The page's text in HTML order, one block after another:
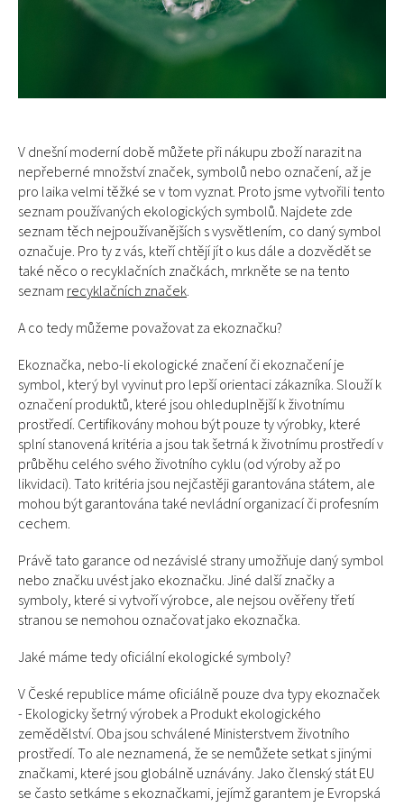
V dnešní moderní době můžete při nákupu zboží narazit na
nepřeberné množství značek, symbolů nebo označení, až je
pro laika velmi těžké se v tom vyznat. Proto jsme vytvořili tento
seznam používaných ekologických symbolů. Najdete zde
seznam těch nejpoužívanějších s vysvětlením, co daný symbol
označuje. Pro ty z vás, kteří chtějí jít o kus dále a dozvědět se
také něco o recyklačních značkách, mrkněte se na tento
seznam recyklačních značek.
A co tedy můžeme považovat za ekoznačku?
Ekoznačka, nebo-li ekologické značení či ekoznačení je
symbol, který byl vyvinut pro lepší orientaci zákazníka. Slouží k
označení produktů, které jsou ohleduplnější k životnímu
prostředí. Certifikovány mohou být pouze ty výrobky, které
splní stanovená kritéria a jsou tak šetrná k životnímu prostředí v
průběhu celého svého životního cyklu (od výroby až po
likvidaci). Tato kritéria jsou nejčastěji garantována státem, ale
mohou být garantována také nevládní organizací či profesním
cechem.
Právě tato garance od nezávislé strany umožňuje daný symbol
nebo značku uvést jako ekoznačku. Jiné další značky a
symboly, které si vytvoří výrobce, ale nejsou ověřeny třetí
stranou se nemohou označovat jako ekoznačka.
Jaké máme tedy oficiální ekologické symboly?
V České republice máme oficiálně pouze dva typy ekoznaček
- Ekologicky šetrný výrobek a Produkt ekologického
zemědělství. Oba jsou schválené Ministerstvem životního
prostředí. To ale neznamená, že se nemůžete setkat s jinými
značkami, které jsou globálně uznávány. Jako členský stát EU
se často setkáme s ekoznačkami, jejímž garantem je Evropská